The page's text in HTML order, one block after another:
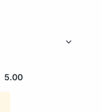
5.00